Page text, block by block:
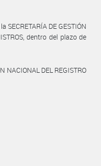
SECRETARÍA DE GESTIÓN
dentro del plazo de
NACIONAL DEL REGISTRO